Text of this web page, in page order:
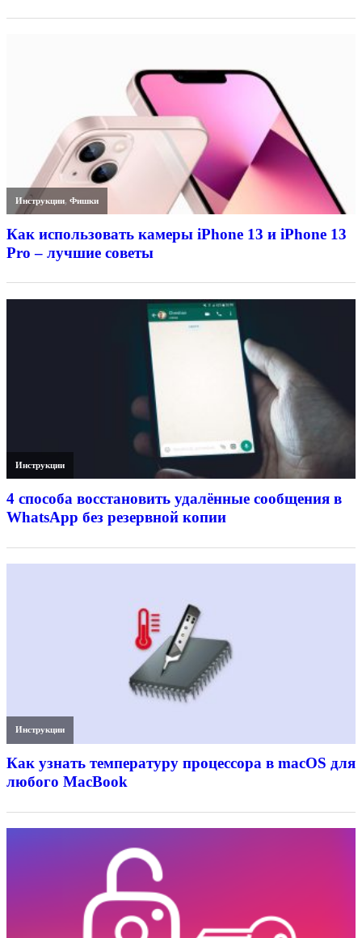
Инструкции,Фишки
Как использовать камеры iPhone 13 и iPhone 13
Pro – лучшие советы
Инструкции
4 способа восстановить удалённые сообщения в
WhatsApp без резервной копии
Инструкции
Как узнать температуру процессора в macOS для
любого MacBook